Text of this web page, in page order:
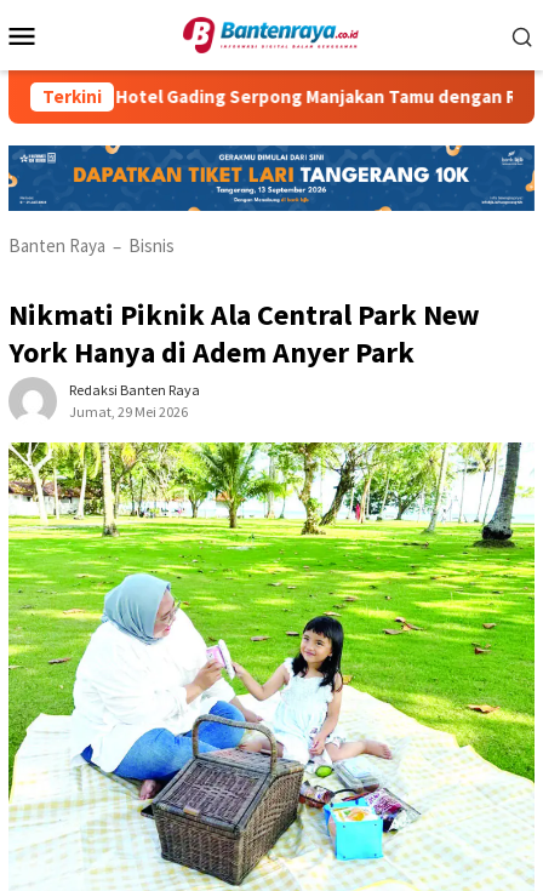
ke
Mobile
Terkini
Hotel Gading Serpong Manjakan Tamu dengan Robot Waiter
Banten Raya – Bisnis
Nikmati Piknik Ala Central Park New
York Hanya di Adem Anyer Park
Redaksi Banten Raya
Jumat, 29 Mei 2026